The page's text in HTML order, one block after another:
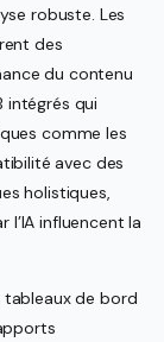
robuste. Les
des
du contenu
intégrés qui
comme les
avec des
holistiques,
influencent la
tableaux de bord